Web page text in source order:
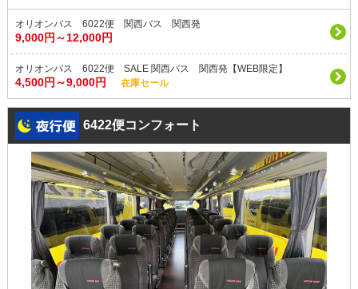
オリオンバス 6022便 関西バス 関西発
9,000円～12,000円
オリオンバス 6022便 SALE 関西バス 関西発【WEB限定】
4,500円～9,000円 在庫セール
6422便コンフォート